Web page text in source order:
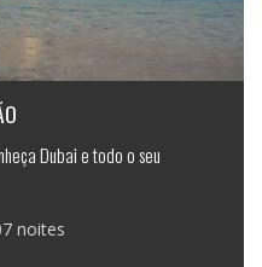
Dubai e todo o seu
noites